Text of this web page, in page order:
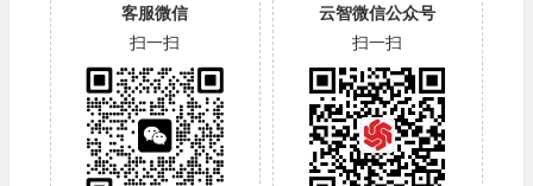
客服微信
扫一扫
云智微信公众号
扫一扫